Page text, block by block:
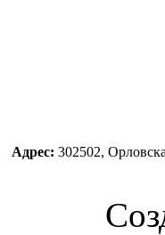
Адрес: 302502,